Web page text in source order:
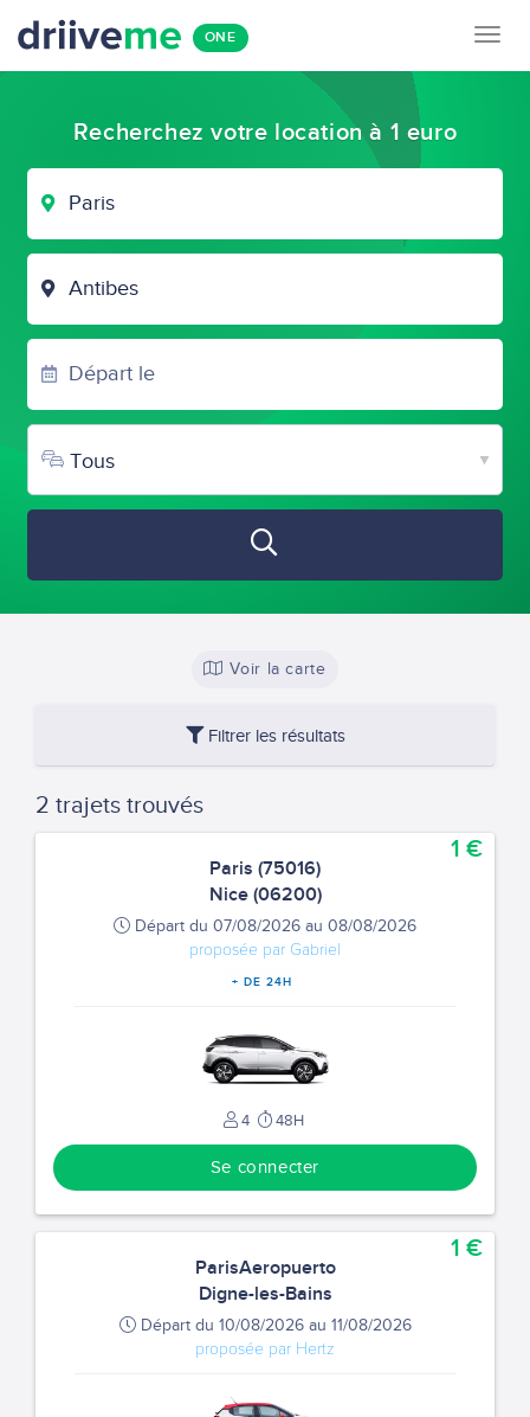
ONE
Recherchez votre location à 1 euro
Voir la carte
Filtrer les résultats
2 trajets trouvés
Paris (75016)
Nice (06200)
Départ du 07/08/2026 au 08/08/2026
proposée par Gabriel
+ DE 24H
4 48H
1 €
Se connecter
ParisAeropuerto
Digne-les-Bains
Départ du 10/08/2026 au 11/08/2026
proposée par Hertz
1 €